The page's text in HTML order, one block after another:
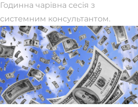
Годинна чарівна сесія з
системним консультантом.